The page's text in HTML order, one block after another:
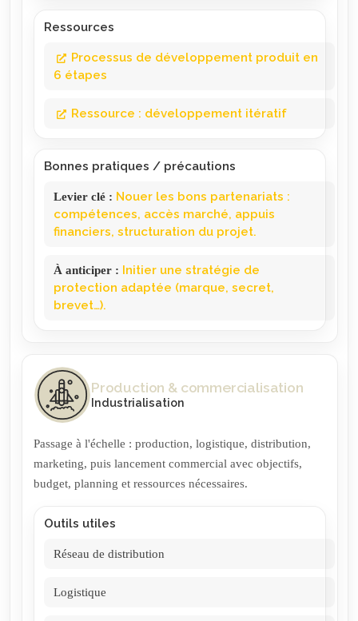
Ressources
Processus de développement produit en
6 étapes
Ressource : développement itératif
Bonnes pratiques / précautions
Levier clé : Nouer les bons partenariats :
compétences, accès marché, appuis
financiers, structuration du projet.
À anticiper : Initier une stratégie de
protection adaptée (marque, secret,
brevet…).
Production & commercialisation
Industrialisation
Passage à l'échelle : production, logistique, distribution,
marketing, puis lancement commercial avec objectifs,
budget, planning et ressources nécessaires.
Outils utiles
Réseau de distribution
Logistique